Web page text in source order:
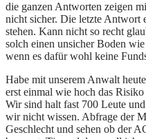
die ganzen Antworten zeigen
nicht sicher. Die letzte Antwort
stehen. Kann nicht so recht
solch einen unsicher Boden
wenn es dafür wohl keine
Habe mit unserem Anwalt
erst einmal wie hoch das
Wir sind halt fast 700 Leute
wir nicht wissen. Abfrage der
Geschlecht und sehen ob der